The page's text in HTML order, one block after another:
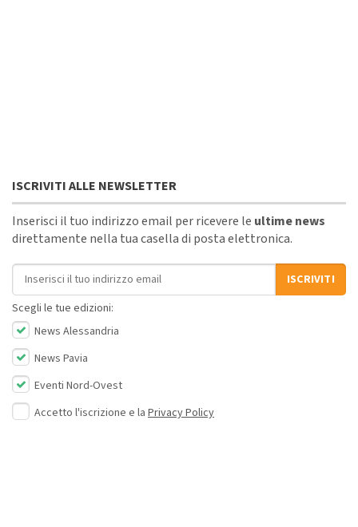
ISCRIVITI ALLE NEWSLETTER
Inserisci il tuo indirizzo email per ricevere le ultime news
direttamente nella tua casella di posta elettronica.
Indirizzo email
ISCRIVITI
Scegli le tue edizioni:
News Alessandria
News Pavia
Eventi Nord-Ovest
Accetto l'iscrizione e la Privacy Policy